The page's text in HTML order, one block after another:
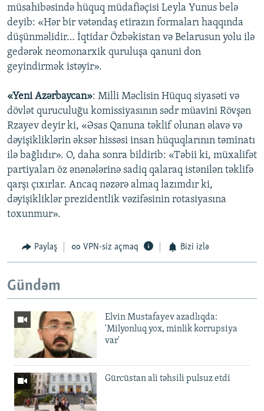
müsahibəsində hüquq müdafiəçisi Leyla Yunus belə
deyib: «Hər bir vətəndaş etirazın formaları haqqında
düşünməlidir… İqtidar Özbəkistan və Belarusun yolu ilə
gedərək neomonarxik quruluşa qanuni don
geyindirmək istəyir».
«Yeni Azərbaycan»: Milli Məclisin Hüquq siyasəti və
dövlət quruculuğu komissiyasının sədr müavini Rövşən
Rzayev deyir ki, «Əsas Qanuna təklif olunan əlavə və
dəyişikliklərin əksər hissəsi insan hüquqlarının təminatı
ilə bağlıdır». O, daha sonra bildirib: «Təbii ki, müxalifət
partiyaları öz ənənələrinə sadiq qalaraq istənilən təklifə
qarşı çıxırlar. Ancaq nəzərə almaq lazımdır ki,
dəyişikliklər prezidentlik vəzifəsinin rotasiyasına
toxunmur».
Paylaş VPN-siz açmaq Bizi izlə
Gündəm
Elvin Mustafayev azadlıqda:
'Milyonluq yox, minlik korrupsiya
var'
Gürcüstan ali təhsili pulsuz etdi